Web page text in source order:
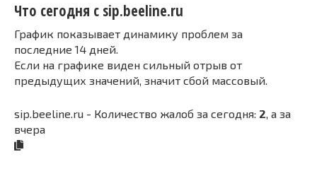
Что сегодня с sip.beeline.ru
График показывает динамику проблем за
последние 14 дней.
Если на графике виден сильный отрыв от
предыдущих значений, значит сбой массовый.
sip.beeline.ru - Количество жалоб за сегодня: 2 , а за
вчера